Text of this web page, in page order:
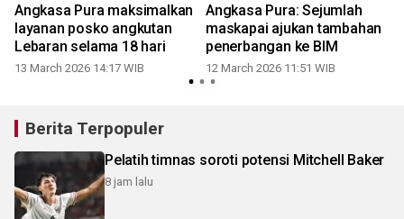
Angkasa Pura maksimalkan
layanan posko angkutan
Lebaran selama 18 hari
13 March 2026 14:17 WIB
Angkasa Pura: Sejumlah
maskapai ajukan tambahan
penerbangan ke BIM
12 March 2026 11:51 WIB
Berita Terpopuler
Pelatih timnas soroti potensi Mitchell Baker
8 jam lalu